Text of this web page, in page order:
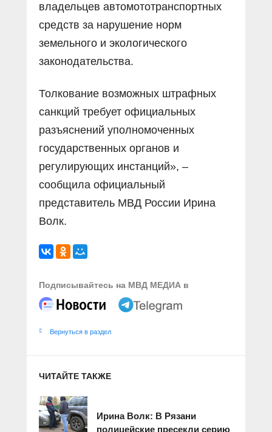
владельцев автомототранспортных
средств за нарушение норм
земельного и экологического
законодательства.
Толкование возможных штрафных
санкций требует официальных
разъяснений уполномоченных
государственных органов и
регулирующих инстанций», –
сообщила официальный
представитель МВД России Ирина
Волк.
Подписывайтесь на МВД МЕДИА в
Вернуться в раздел
ЧИТАЙТЕ ТАКЖЕ
Ирина Волк: В Рязани
полицейские пресекли серию